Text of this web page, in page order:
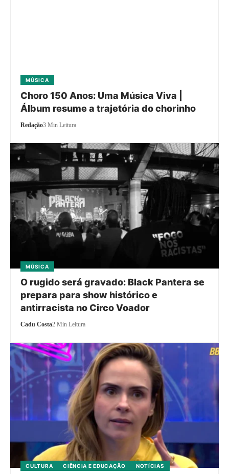
MÚSICA
Choro 150 Anos: Uma Música Viva |
Álbum resume a trajetória do chorinho
Redação3 Min Leitura
MÚSICA
O rugido será gravado: Black Pantera se
prepara para show histórico e
antirracista no Circo Voador
Cadu Costa2 Min Leitura
CULTURA CIÊNCIA E EDUCAÇÃO NOTÍCIAS